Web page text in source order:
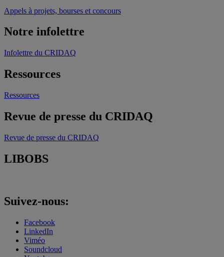
Appels à projets, bourses et concours
Notre infolettre
Infolettre du CRIDAQ
Ressources
Ressources
Revue de presse du CRIDAQ
Revue de presse du CRIDAQ
LIBOBS
Suivez-nous:
Facebook
LinkedIn
Viméo
Soundcloud